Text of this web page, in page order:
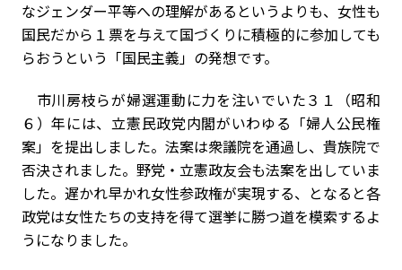
なジェンダー平等への理解があるというよりも、女性も
国民だから１票を与えて国づくりに積極的に参加しても
らおうという「国民主義」の発想です。
市川房枝らが婦選運動に力を注いでいた３１（昭和
６）年には、立憲民政党内閣がいわゆる「婦人公民権
案」を提出しました。法案は衆議院を通過し、貴族院で
否決されました。野党・立憲政友会も法案を出していま
した。遅かれ早かれ女性参政権が実現する、となると各
政党は女性たちの支持を得て選挙に勝つ道を模索するよ
うになりました。